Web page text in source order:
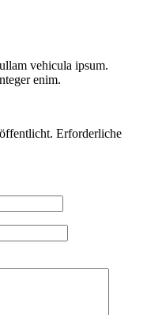
vehicula ipsum.
enim.
Erforderliche